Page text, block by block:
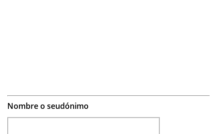
Nombre o seudónimo